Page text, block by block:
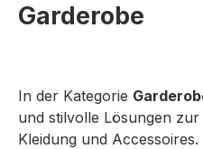
Garderobe
In der Kategorie
und stilvolle Lösungen
Kleidung und Accessoires.